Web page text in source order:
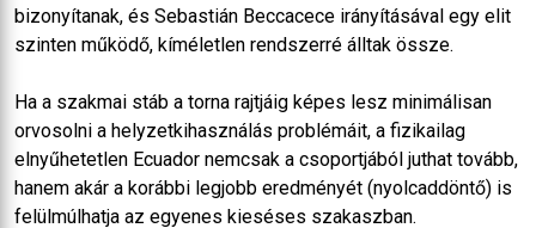
bizonyítanak, és Sebastián Beccacece irányításával egy elit
szinten működő, kíméletlen rendszerré álltak össze.
Ha a szakmai stáb a torna rajtjáig képes lesz minimálisan
orvosolni a helyzetkihasználás problémáit, a fizikailag
elnyűhetetlen Ecuador nemcsak a csoportjából juthat tovább,
hanem akár a korábbi legjobb eredményét (nyolcaddöntő) is
felülmúlhatja az egyenes kieséses szakaszban.